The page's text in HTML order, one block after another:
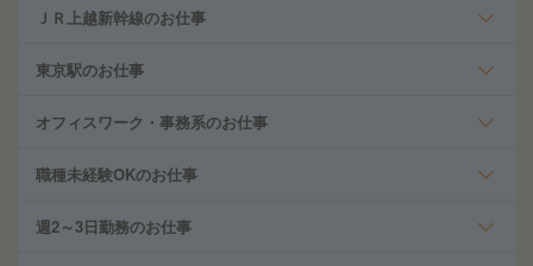
ＪＲ上越新幹線のお仕事
東京駅のお仕事
オフィスワーク・事務系のお仕事
職種未経験OKのお仕事
週2～3日勤務のお仕事